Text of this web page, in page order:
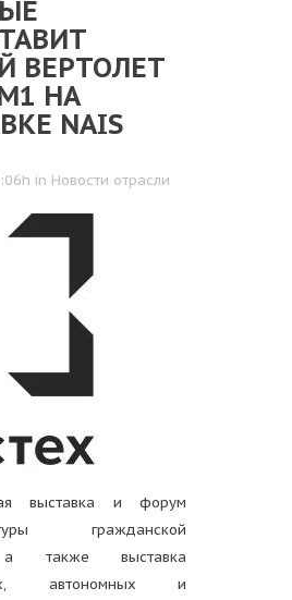
ВЕРТОЛЕТ
НА
NAIS
in Новости отрасли
выставка и форум
гражданской
а также выставка
автономных и